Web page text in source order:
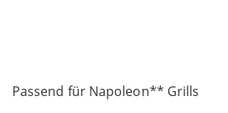
Passend für Napoleon** Grills
gallery
to